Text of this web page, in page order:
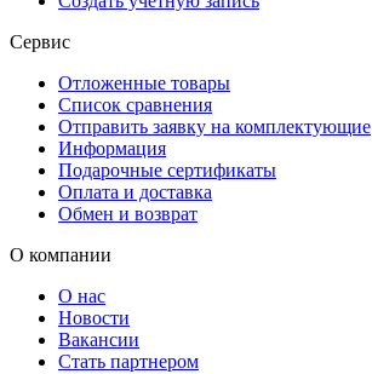
Сервис
Отложенные товары
Список сравнения
Отправить заявку на комплектующие
Информация
Подарочные сертификаты
Оплата и доставка
Обмен и возврат
О компании
О нас
Новости
Вакансии
Стать партнером